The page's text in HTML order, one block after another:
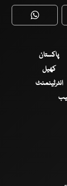
پاکستان
کھیل
انٹرٹینمنٹ